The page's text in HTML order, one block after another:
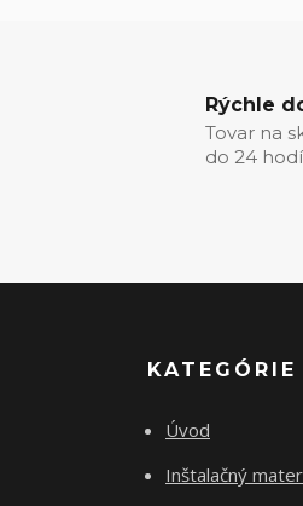
Rýchle
Tovar na
do 24
KATEGÓRIE
Úvod
Inštalačný